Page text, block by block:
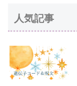
人気記事